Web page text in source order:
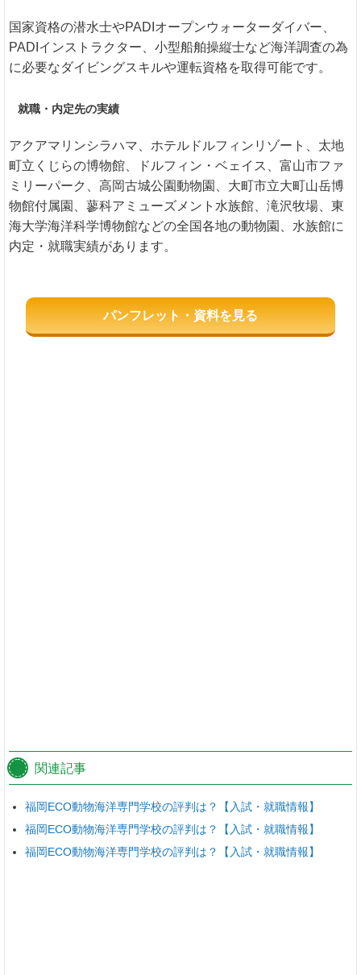
国家資格の潜水士やPADIオープンウォーターダイバー、
PADIインストラクター、小型船舶操縦士など海洋調査の為
に必要なダイビングスキルや運転資格を取得可能です。
就職・内定先の実績
アクアマリンシラハマ、ホテルドルフィンリゾート、太地
町立くじらの博物館、ドルフィン・ベェイス、富山市ファ
ミリーパーク、高岡古城公園動物園、大町市立大町山岳博
物館付属園、蓼科アミューズメント水族館、滝沢牧場、東
海大学海洋科学博物館などの全国各地の動物園、水族館に
内定・就職実績があります。
パンフレット・資料を見る
関連記事
福岡ECO動物海洋専門学校の評判は？【入試・就職情報】
福岡ECO動物海洋専門学校の評判は？【入試・就職情報】
福岡ECO動物海洋専門学校の評判は？【入試・就職情報】